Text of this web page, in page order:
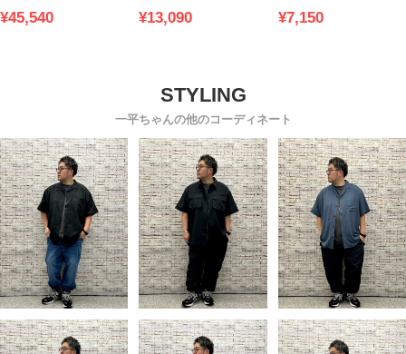
フード フルジップ ダ
¥45,540
ンネル 長袖 シャツ
¥13,090
レッチ 無地 ウエスト
¥7,150
一平ちゃんの他のコーディネート